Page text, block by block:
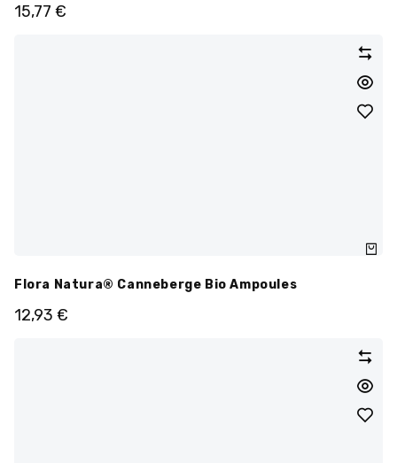
15,77 €
Flora Natura® Canneberge Bio Ampoules
12,93 €